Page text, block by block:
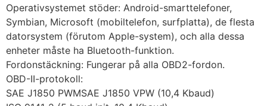
Operativsystemet stöder: Android-smarttelefoner,
Symbian, Microsoft (mobiltelefon, surfplatta), de flesta
datorsystem (förutom Apple-system), och alla dessa
enheter måste ha Bluetooth-funktion.
Fordonstäckning: Fungerar på alla OBD2-fordon.
OBD-II-protokoll:
SAE J1850 PWMSAE J1850 VPW (10,4 Kbaud)